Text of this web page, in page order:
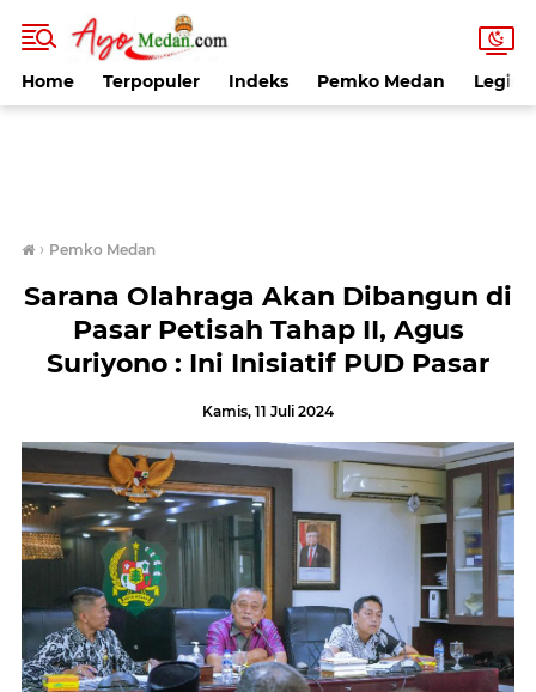
Home Terpopuler Indeks Pemko Medan
› Pemko Medan
Sarana Olahraga Akan Dibangun di
Pasar Petisah Tahap II, Agus
Suriyono : Ini Inisiatif PUD Pasar
Kamis, 11 Juli 2024